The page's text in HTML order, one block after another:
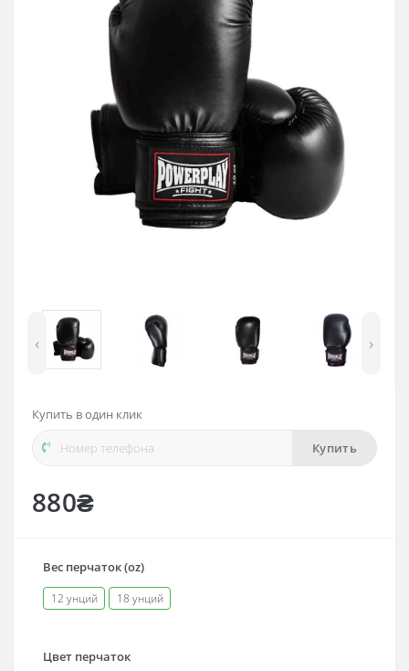
‹ ›
880₴
Купить в один клик
Купить
Вес перчаток (oz)
12 унций 18 унций
Цвет перчаток